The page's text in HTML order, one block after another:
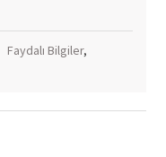
Faydalı Bilgiler,